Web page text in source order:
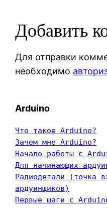
Добавить
Для отправки
необходимо
Arduino
Что такое Arduino?
Зачем мне Arduino?
Начало работы с
Для начинающих
Радиодетали (точка
ардуинщиков)
Первые шаги с